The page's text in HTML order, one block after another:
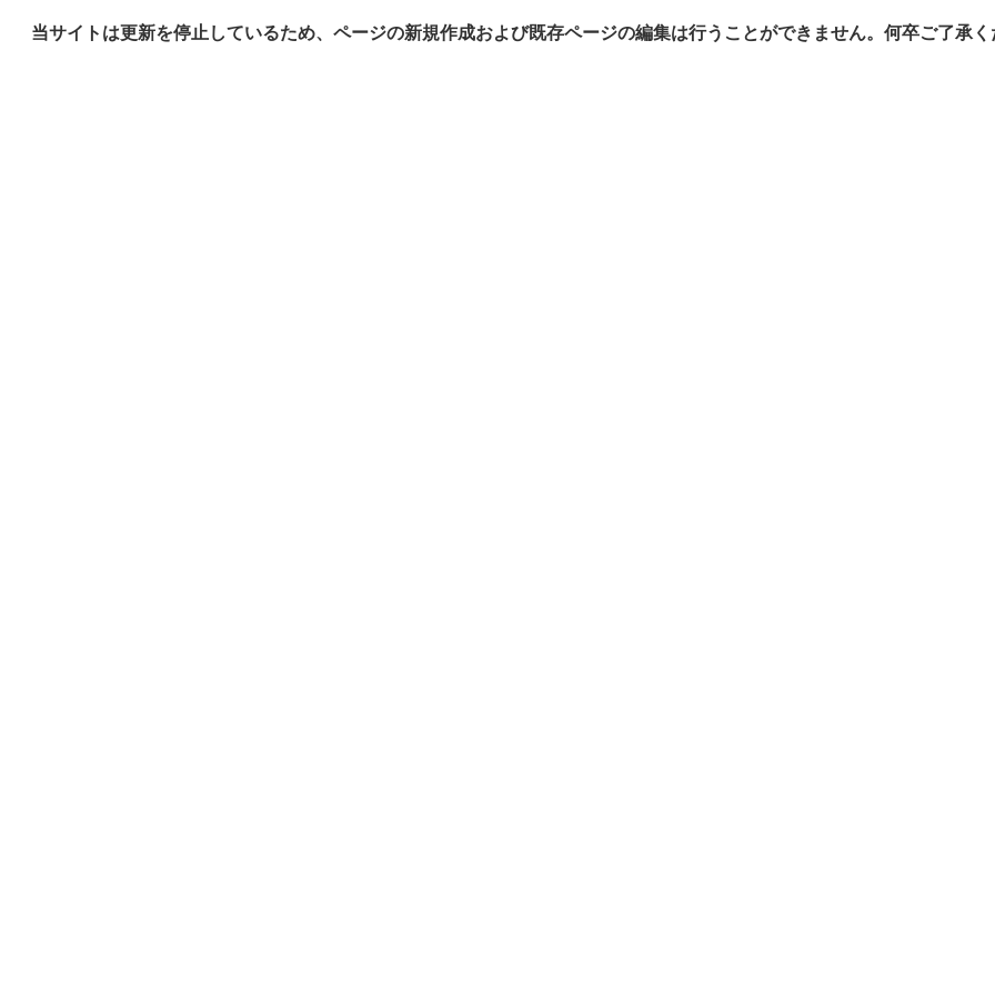
当サイトは更新を停止しているため、ページの新規作成および既存ページの編集は行うことができません。何卒ご了承